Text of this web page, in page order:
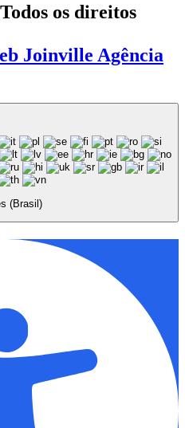
os direitos
Joinville Agência
(Brasil)